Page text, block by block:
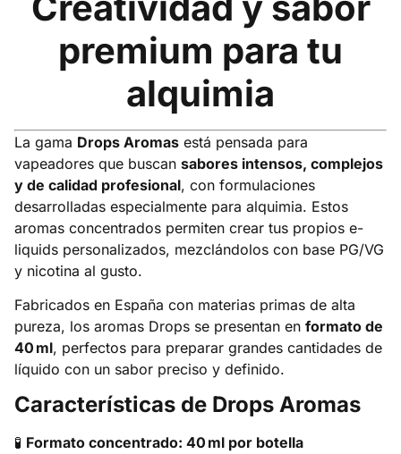
premium para tu
alquimia
La gama Drops Aromas está pensada para
vapeadores que buscan sabores intensos, complejos
y de calidad profesional, con formulaciones
desarrolladas especialmente para alquimia. Estos
aromas concentrados permiten crear tus propios e-
liquids personalizados, mezclándolos con base PG/VG
y nicotina al gusto.
Fabricados en España con materias primas de alta
pureza, los aromas Drops se presentan en formato de
40 ml, perfectos para preparar grandes cantidades de
líquido con un sabor preciso y definido.
Características de Drops Aromas
🧪 Formato concentrado: 40 ml por botella